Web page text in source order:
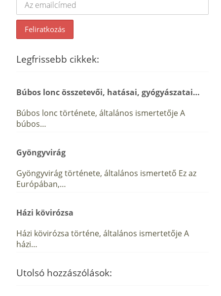
Legfrissebb cikkek:
Búbos lonc összetevői, hatásai, gyógyászatai…
Búbos lonc története, általános ismertetője A
búbos…
Gyöngyvirág
Gyöngyvirág története, általános ismertető Ez az
Európában,…
Házi kövirózsa
Házi kövirózsa történe, általános ismertetője A
házi…
Utolsó hozzászólások: